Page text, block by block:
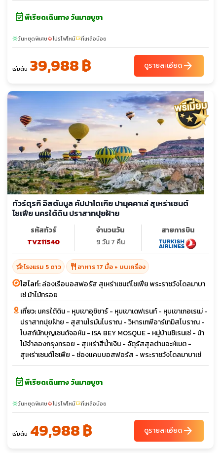
event_availableพีเรียดเดินทาง วันมาฆบูชา
sunnyวันหยุดพิเศษlocal_fire_departmentโปรไฟไหม้confirmation_numberที่เหลือน้อย
เริ่มต้น 39,988 ฿ ดูรายละเอียดarrow_forward
ทัวร์ตุรกี อิสตันบูล คัปปาโดเกีย ปามุคคาเล่ สุเหร่าเซนต์
โซเฟีย นครใต้ดิน ปราสาทปุยฝ้าย
รหัสทัวร์
TVZ11540
จำนวนวัน
9 วัน 7 คืน
สายการบิน
hotel_classโรงแรม 5 ดาว restaurant อาหาร 17 มื้อ + บนเครื่อง
ไฮไลท์:ล่องเรือบอสฟอรัส สุเหร่าเซนต์โซเฟีย พระราชวังโดลมาบา
เช่ ม้าไม้ทรอย
เที่ยว:นครใต้ดิน - หุบเขาอุชิซาร์ - หุบเขาเดฟเรนท์ - หุบเขาเกอเรเม่ -
ปราสาทปุยฝ้าย - สุสานโรมันโบราณ - วิหารเทพีอาร์เทมิสโบราณ -
โบสถ์นักบุญเซนต์จอห์น - ISA BEY MOSQUE - หมู่บ้านซิเรนเซ่ - ม้า
ไม้จำลองกรุงทรอย - สุเหร่าสีน้ำเงิน - จัตุรัสสุลต่านอะห์เมต -
สุเหร่าเซนต์โซเฟีย - ช่องแคบบอสฟอรัส - พระราชวังโดลมาบาเช่
event_availableพีเรียดเดินทาง วันมาฆบูชา
sunnyวันหยุดพิเศษlocal_fire_departmentโปรไฟไหม้confirmation_numberที่เหลือน้อย
เริ่มต้น 49,988 ฿ ดูรายละเอียดarrow_forward